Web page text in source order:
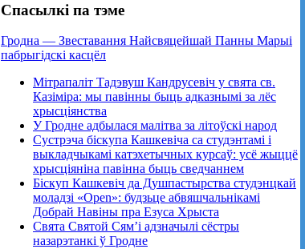
Спасылкі па тэме
Гродна — Звеставання Найсвяцейшай Панны Марыі
пабрыгідскі касцёл
Мітрапаліт Тадэвуш Кандрусевіч у свята св.
Казіміра: мы павінны быць адказнымі за лёс
хрысціянства
У Гродне адбылася малітва за літоўскі народ
Сустрэча біскупа Кашкевіча са студэнтамі і
выкладчыкамі катэхетычных курсаў: усё жыццё
хрысціяніна павінна быць сведчаннем
Біскуп Кашкевіч да Душпастырства студэнцкай
моладзі «Open»: будзьце абвяшчальнікамі
Добрай Навіны пра Езуса Хрыста
Свята Святой Сям’і адзначылі сёстры
назарэтанкі ў Гродне